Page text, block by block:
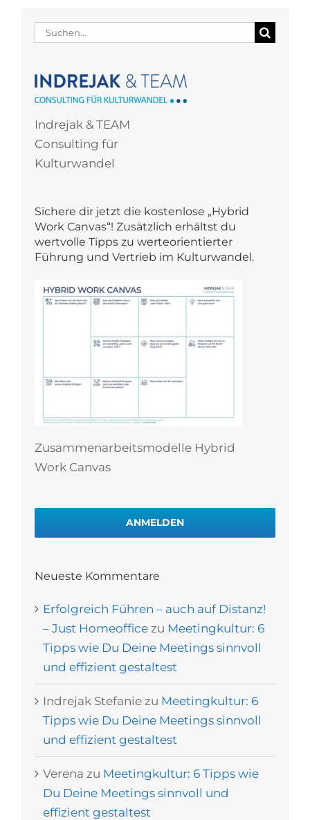
Suche
Indrejak & TEAM
Consulting für
Kulturwandel
Sichere dir jetzt die kostenlose „Hybrid
Work Canvas“! Zusätzlich erhältst du
wertvolle Tipps zu werteorientierter
Führung und Vertrieb im Kulturwandel.
Zusammenarbeitsmodelle Hybrid
Work Canvas
ANMELDEN
Neueste Kommentare
Erfolgreich Führen – auch auf Distanz!
– Just Homeoffice zu Meetingkultur: 6
Tipps wie Du Deine Meetings sinnvoll
und effizient gestaltest
Indrejak Stefanie zu Meetingkultur: 6
Tipps wie Du Deine Meetings sinnvoll
und effizient gestaltest
Verena zu Meetingkultur: 6 Tipps wie
Du Deine Meetings sinnvoll und
effizient gestaltest